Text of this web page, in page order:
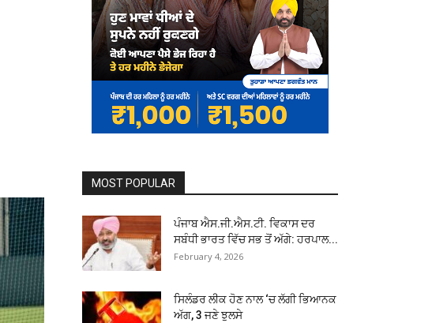
MOST POPULAR
ਪੰਜਾਬ ਐਸ.ਜੀ.ਐਸ.ਟੀ. ਵਿਕਾਸ ਦਰ
ਸਬੰਧੀ ਭਾਰਤ ਵਿੱਚ ਸਭ ਤੋਂ ਅੱਗੇ: ਹਰਪਾਲ...
February 4, 2026
ਸਿਲੰਡਰ ਲੀਕ ਹੋਣ ਨਾਲ ‘ਚ ਲੱਗੀ ਭਿਆਨਕ
ਅੱਗ, 3 ਜਣੇ ਝੁਲਸੇ